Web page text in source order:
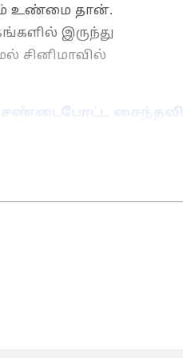
உண்மை தான்.
இருந்து
சினிமாவில்
சண்டைபோட்ட சைந்தவி;